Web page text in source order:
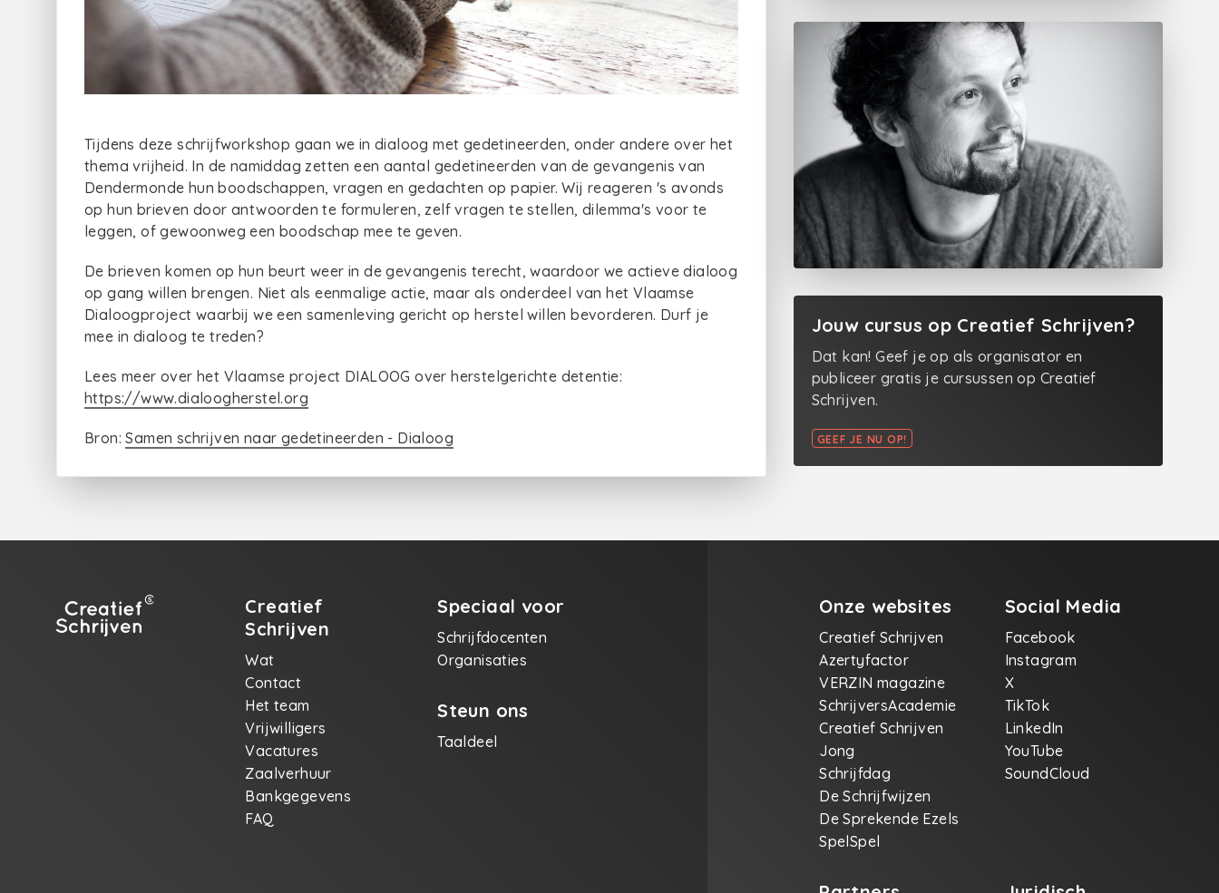
Tijdens deze schrijfworkshop gaan we in dialoog met gedetineerden, onder andere over het
thema vrijheid. In de namiddag zetten een aantal gedetineerden van de gevangenis van
Dendermonde hun boodschappen, vragen en gedachten op papier. Wij reageren 's avonds
op hun brieven door antwoorden te formuleren, zelf vragen te stellen, dilemma's voor te
leggen, of gewoonweg een boodschap mee te geven.
De brieven komen op hun beurt weer in de gevangenis terecht, waardoor we actieve dialoog
op gang willen brengen. Niet als eenmalige actie, maar als onderdeel van het Vlaamse
Dialoogproject waarbij we een samenleving gericht op herstel willen bevorderen. Durf je
mee in dialoog te treden?
Lees meer over het Vlaamse project DIALOOG over herstelgerichte detentie:
https://www.dialoogherstel.org
Bron:Samen schrijven naar gedetineerden - Dialoog
Jouw cursus op Creatief Schrijven?
Dat kan! Geef je op als organisator en
publiceer gratis je cursussen op Creatief
Schrijven.
GEEF JE NU OP!
Creatief
Schrijven
Wat
Contact
Het team
Vrijwilligers
Vacatures
Zaalverhuur
Bankgegevens
FAQ
Speciaal voor
Schrijfdocenten
Organisaties
Steun ons
Taaldeel
Onze websites
Creatief Schrijven
Azertyfactor
VERZIN magazine
SchrijversAcademie
Creatief Schrijven
Jong
Schrijfdag
De Schrijfwijzen
De Sprekende Ezels
SpelSpel
Social Media
Facebook
Instagram
X
TikTok
LinkedIn
YouTube
SoundCloud